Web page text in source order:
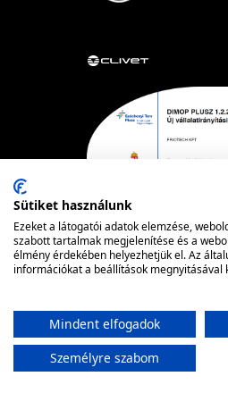
© FRIOTECHPowered
Sütiket használunk
Ezeket a látogatói adatok elemzése,
szabott tartalmak megjelenítése és a
élmény érdekében helyezhetjük el. Az
információkat a beállítások megnyitásával
Mindent elfogadok
Személyre szabom